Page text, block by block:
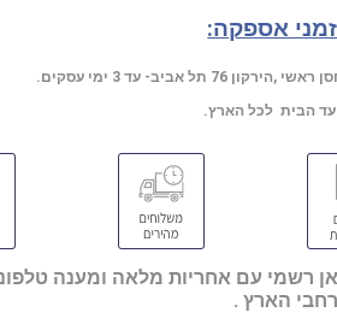
אספקה:
76 תל אביב- עד 3 ימי עסקים.
הבית לכל הארץ.
רשמי עם אחריות מלאה ומענה
הארץ .